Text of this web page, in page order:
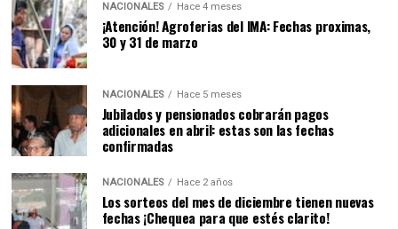
NACIONALES Hace 4 meses
¡Atención! Agroferias del IMA: Fechas proximas,
30 y 31 de marzo
NACIONALES Hace 5 meses
Jubilados y pensionados cobrarán pagos
adicionales en abril: estas son las fechas
confirmadas
NACIONALES Hace 2 años
Los sorteos del mes de diciembre tienen nuevas
fechas ¡Chequea para que estés clarito!